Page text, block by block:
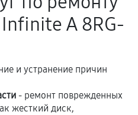
это не указано в
куплены
A 8RG-
и устранение причин
- ремонт поврежденных
жесткий диск,